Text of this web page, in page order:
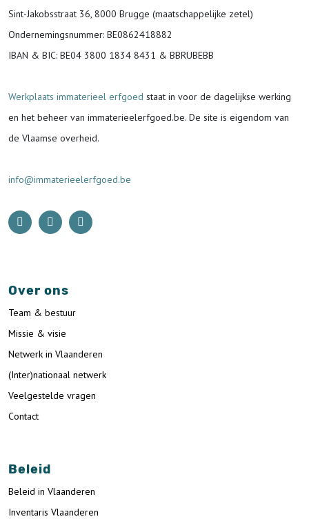
Sint-Jakobsstraat 36, 8000 Brugge (maatschappelijke zetel)
Ondernemingsnummer: BE0862418882
IBAN & BIC: BE04 3800 1834 8431 & BBRUBEBB
Werkplaats immaterieel erfgoed staat in voor de dagelijkse werking
en het beheer van immaterieelerfgoed.be. De site is eigendom van
de Vlaamse overheid.
info@immaterieelerfgoed.be
Over ons
Team & bestuur
Missie & visie
Netwerk in Vlaanderen
(Inter)nationaal netwerk
Veelgestelde vragen
Contact
Beleid
Beleid in Vlaanderen
Inventaris Vlaanderen